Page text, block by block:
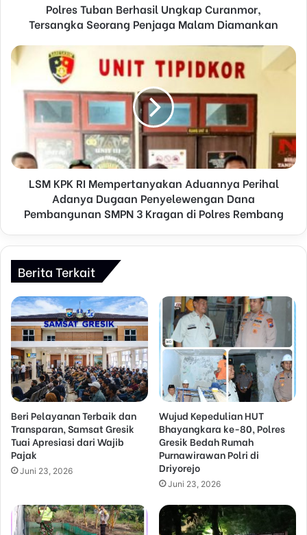
s
s
Polres Tuban Berhasil Ungkap Curanmor,
Tersangka Seorang Penjaga Malam Diamankan
LSM KPK RI Mempertanyakan Aduannya Perihal
Adanya Dugaan Penyelewengan Dana
Pembangunan SMPN 3 Kragan di Polres Rembang
Berita Terkait
Beri Pelayanan Terbaik dan
Transparan, Samsat Gresik
Tuai Apresiasi dari Wajib
Pajak
Juni 23, 2026
Wujud Kepedulian HUT
Bhayangkara ke-80, Polres
Gresik Bedah Rumah
Purnawirawan Polri di
Driyorejo
Juni 23, 2026